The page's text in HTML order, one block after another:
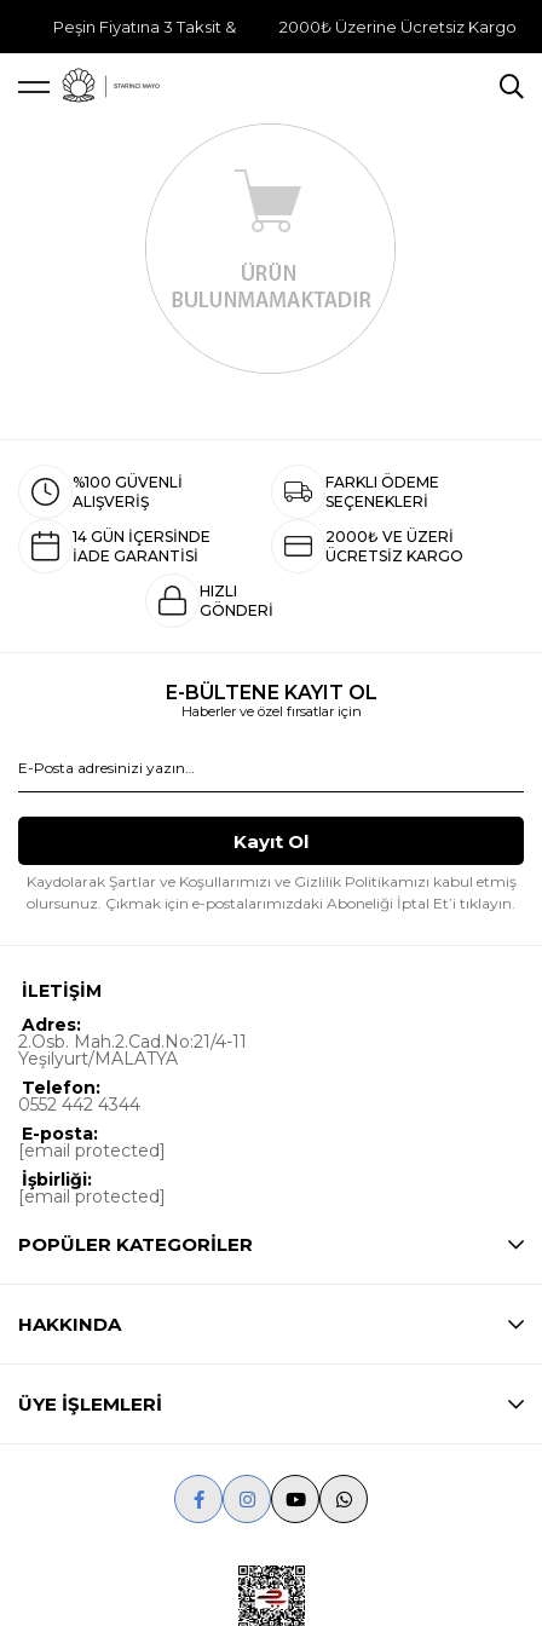
Peşin Fiyatına 3 Taksit & 2000₺ Üzerine Ücretsiz Kargo
%100 GÜVENLİ
ALIŞVERİŞ
FARKLI ÖDEME
SEÇENEKLERİ
14 GÜN İÇERSİNDE
İADE GARANTİSİ
2000₺ VE ÜZERİ
ÜCRETSİZ KARGO
HIZLI
GÖNDERİ
E-BÜLTENE KAYIT OL
Haberler ve özel fırsatlar için
Kaydolarak Şartlar ve Koşullarımızı ve Gizlilik Politikamızı kabul etmiş
olursunuz. Çıkmak için e-postalarımızdaki Aboneliği İptal Et’i tıklayın.
İLETİŞİM
Adres:
2.Osb. Mah.2.Cad.No:21/4-11
Yeşilyurt/MALATYA
Telefon:
0552 442 4344
E-posta:
[email protected]
İşbirliği:
[email protected]
POPÜLER KATEGORİLER
HAKKINDA
ÜYE İŞLEMLERİ